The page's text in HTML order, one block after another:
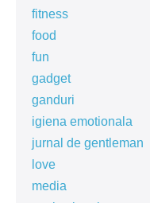
fitness
food
fun
gadget
ganduri
igiena emotionala
jurnal de gentleman
love
media